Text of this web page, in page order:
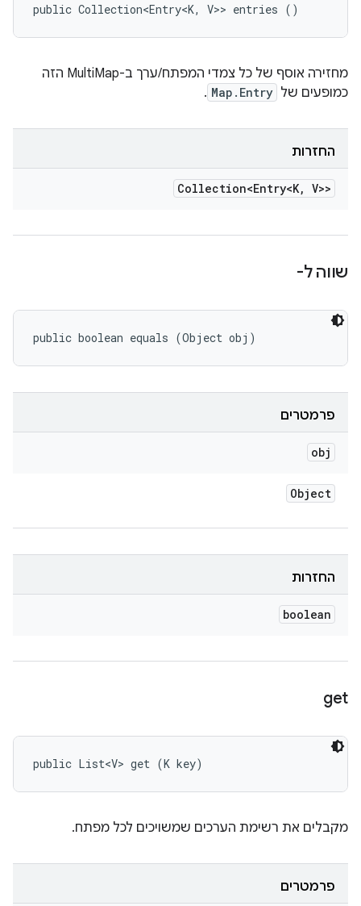
public Collection<Entry<K, V>> entries ()
מחזירה אוסף של כל צמדי המפתח/ערך ב-MultiMap הזה
כמופעים של Map.Entry
.
החזרות
Collection<Entry<K, V>>
שווה ל-
public boolean equals (Object obj)
פרמטרים
obj
Object
החזרות
boolean
get
public List<V> get (K key)
מקבלים את רשימת הערכים שמשויכים לכל מפתח.
פרמטרים